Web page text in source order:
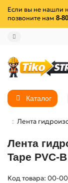
Если вы не нашли
позвоните нам 8-
Каталог
Лента
Лента
Tape PVC-
Код товара: 00-